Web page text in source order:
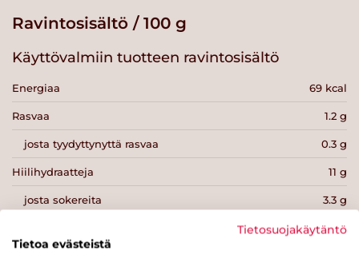
Ravintosisältö / 100 g
Käyttövalmiin tuotteen ravintosisältö
Energiaa 69 kcal
Rasvaa 1.2 g
josta tyydyttynyttä rasvaa 0.3 g
Hiilihydraatteja 11 g
josta sokereita 3.3 g
1.9 g
Tietosuojakäytäntö
Tietoa evästeistä